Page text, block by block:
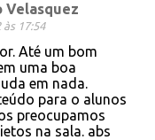
Velasquez
17:54
Até um bom
uma boa
em nada.
para o alunos
preocupamos
na sala. abs